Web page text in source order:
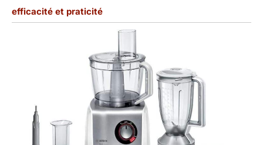
efficacité et praticité